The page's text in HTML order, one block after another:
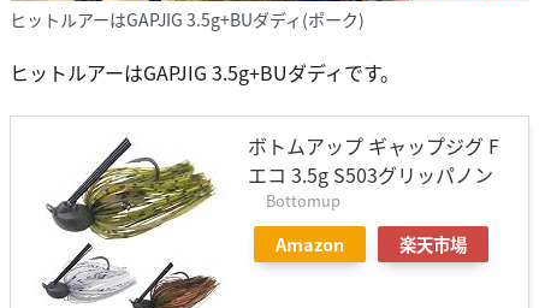
ヒットルアーはGAPJIG 3.5g+BUダディ(ポーク)
ヒットルアーはGAPJIG 3.5g+BUダディです。
ボトムアップ ギャップジグ F
エコ 3.5g S503グリッパノン
Bottomup
Amazon 楽天市場